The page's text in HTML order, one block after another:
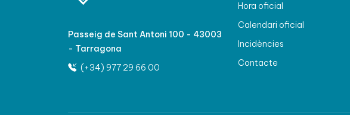
Passeig de Sant Antoni 100 - 43003
- Tarragona
(+34) 977 29 66 00
Hora oficial
Calendari oficial
Incidències
Contacte